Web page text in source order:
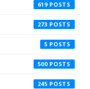
619
273
5
500
245